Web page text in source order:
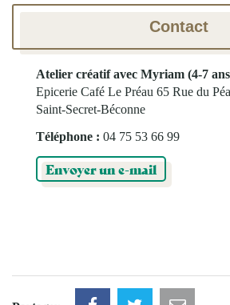
Contact
Atelier créatif avec Myriam (4-7
Epicerie Café Le Préau 65 Rue du
Saint-Secret-Béconne
Téléphone : 04 75 53 66 99
Envoyer un e-mail